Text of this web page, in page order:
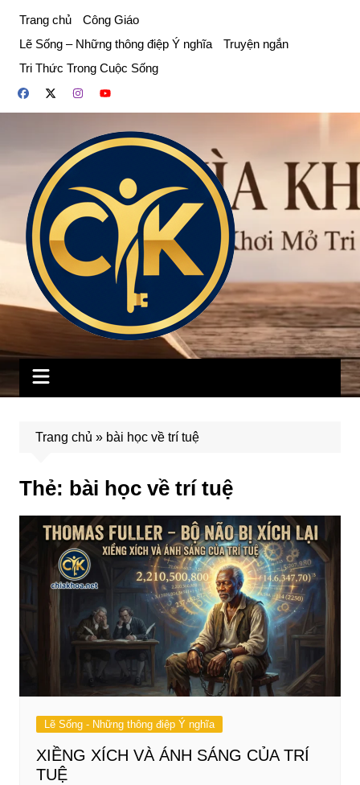
phần
dung
Trang chủ
Công Giáo
Lẽ Sống – Những thông điệp Ý nghĩa
Truyện ngắn
Tri Thức Trong Cuộc Sống
Trang chủ » bài học về trí tuệ
Thẻ: bài học về trí tuệ
Lẽ Sống - Những thông điệp Ý nghĩa
XIỀNG XÍCH VÀ ÁNH SÁNG CỦA TRÍ
TUỆ